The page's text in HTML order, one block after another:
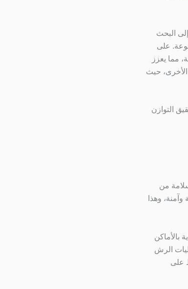
البحث
على
مما يعزز
الأخرى، حيث
التوازن
من
وهذا
بالأماكن
الرش
على